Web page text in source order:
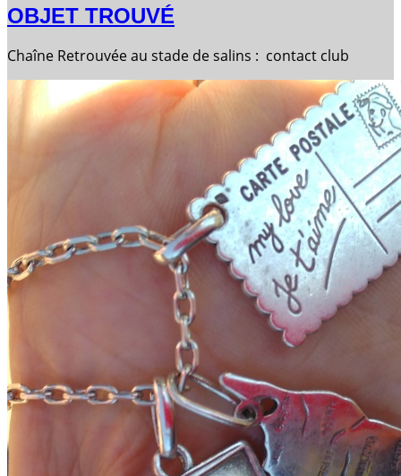
OBJET TROUVÉ
Chaîne Retrouvée au stade de salins : contact club